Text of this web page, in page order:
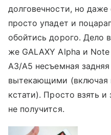
долговечности, но
просто упадет и
обойтись дорого. Дело
же GALAXY Alpha и
A3/A5 несъемная
вытекающими (включая
кстати). Просто взять
не получится.